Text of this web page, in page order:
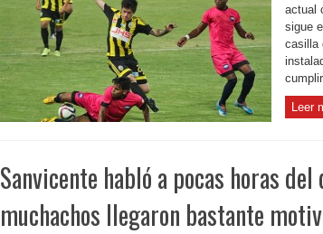
actual
sigue
casilla
Leer
Sanvicente habló a pocas horas
muchachos llegaron bastante